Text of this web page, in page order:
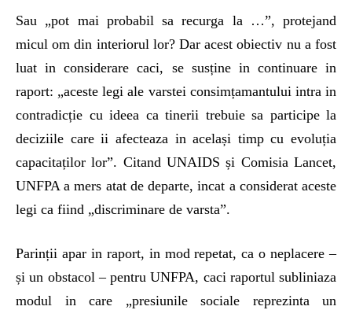
Sau „pot mai probabil sa recurga la …”, protejand
micul om din interiorul lor? Dar acest obiectiv nu a fost
luat in considerare caci, se susține in continuare in
raport: „aceste legi ale varstei consimțamantului intra in
contradicție cu ideea ca tinerii trebuie sa participe la
deciziile care ii afecteaza in același timp cu evoluția
capacitaților lor”. Citand UNAIDS și Comisia Lancet,
UNFPA a mers atat de departe, incat a considerat aceste
legi ca fiind „discriminare de varsta”.
Parinții apar in raport, in mod repetat, ca o neplacere –
și un obstacol – pentru UNFPA, caci raportul subliniaza
modul in care „presiunile sociale reprezinta un